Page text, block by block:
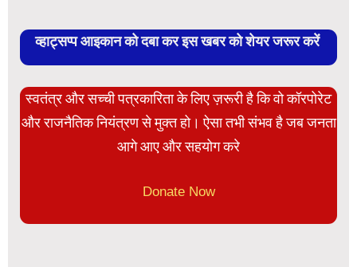
व्हाट्सप्प आइकान को दबा कर इस खबर को शेयर जरूर करें
स्वतंत्र और सच्ची पत्रकारिता के लिए ज़रूरी है कि वो कॉरपोरेट
और राजनैतिक नियंत्रण से मुक्त हो। ऐसा तभी संभव है जब जनता
आगे आए और सहयोग करे
Donate Now